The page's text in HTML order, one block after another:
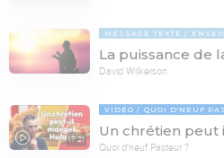
MESSAGE TEXTE
La puissance de
David Wilkerson
17:21
VIDÉO QUOI D'NEUF
Un chrétien peut
Quoi d'neuf Pasteur ?